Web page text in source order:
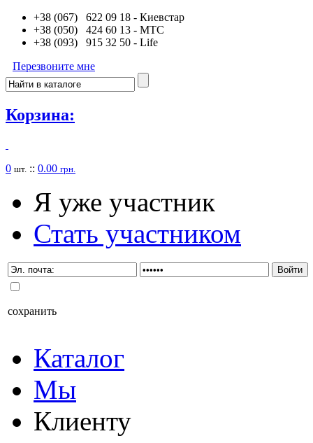
+38 (067) 622 09 18 - Киевстар
+38 (050) 424 60 13 - MTC
+38 (093) 915 32 50 - Life
Перезвоните мне
Корзина:
0 шт. :: 0.00 грн.
Я уже участник
Стать участником
сохранить
Каталог
Мы
Клиенту